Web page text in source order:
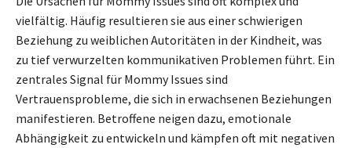
vielfältig. Häufig resultieren sie aus einer schwierigen
Beziehung zu weiblichen Autoritäten in der Kindheit, was
zu tief verwurzelten kommunikativen Problemen führt. Ein
zentrales Signal für Mommy Issues sind
Vertrauensprobleme, die sich in erwachsenen Beziehungen
manifestieren. Betroffene neigen dazu, emotionale
Abhängigkeit zu entwickeln und kämpfen oft mit negativen